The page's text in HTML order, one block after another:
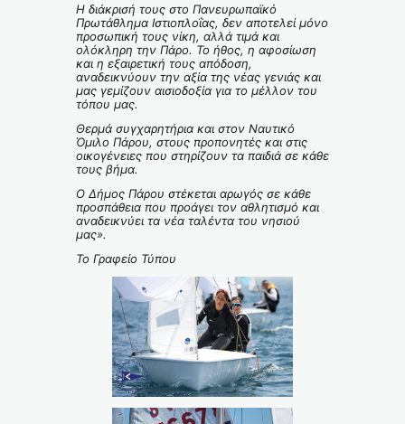
Η διάκρισή τους στο Πανευρωπαϊκό
Πρωτάθλημα Ιστιοπλοΐας, δεν αποτελεί μόνο
προσωπική τους νίκη, αλλά τιμά και
ολόκληρη την Πάρο. Το ήθος, η αφοσίωση
και η εξαιρετική τους απόδοση,
αναδεικνύουν την αξία της νέας γενιάς και
μας γεμίζουν αισιοδοξία για το μέλλον του
τόπου μας.
Θερμά συγχαρητήρια και στον Ναυτικό
Όμιλο Πάρου, στους προπονητές και στις
οικογένειες που στηρίζουν τα παιδιά σε κάθε
τους βήμα.
Ο Δήμος Πάρου στέκεται αρωγός σε κάθε
προσπάθεια που προάγει τον αθλητισμό και
αναδεικνύει τα νέα ταλέντα του νησιού
μας».
Το Γραφείο Τύπου